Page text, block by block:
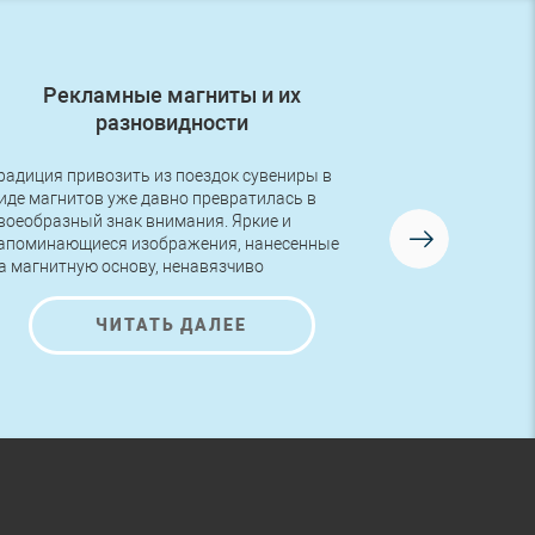
Рекламные магниты и их
разновидности
привозить из поездок сувениры в
магнитов уже давно превратилась в
знак внимания. Яркие и
изображения, нанесенные
магнитную основу, ненавязчиво
них информацией и полюбоваться на
рисунки.ЧИТАТЬ ДАЛЕЕ
логотипом!
изготовлена
AutoNova-D.